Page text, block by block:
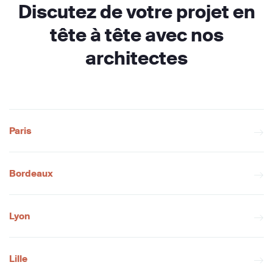
Discutez de votre projet en
tête à tête avec nos
architectes
Paris
Bordeaux
Lyon
Lille